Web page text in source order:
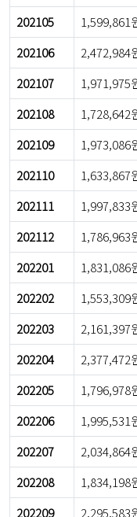
202105
1,599,861
202106
2,472,984
202107
1,971,975
202108
1,728,642
202109
1,973,086
202110
1,633,867
202111
1,997,833
202112
1,786,963
202201
1,831,086
202202
1,553,309
202203
2,161,397
202204
2,377,472
202205
1,796,978
202206
1,995,531
202207
2,034,864
202208
1,834,198
202209
2,295,583